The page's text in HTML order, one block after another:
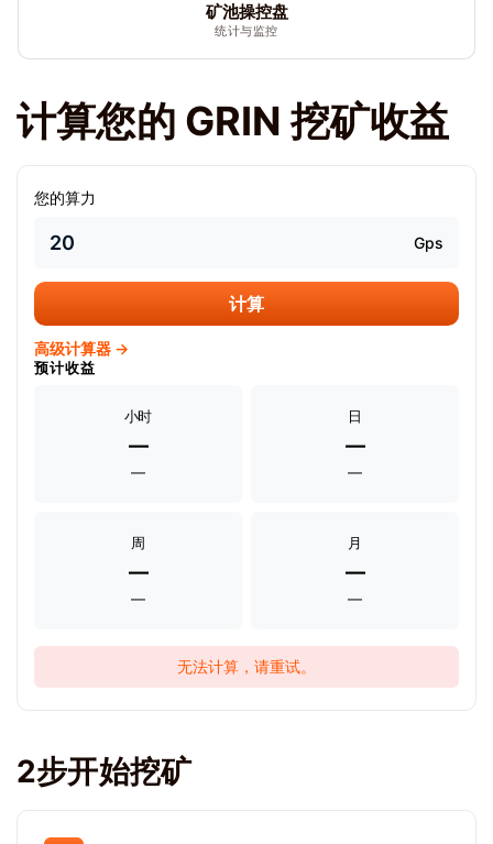
矿池操控盘
统计与监控
计算您的 GRIN 挖矿收益
您的算力
Gps
计算
高级计算器 →
预计收益
小时
—
—
日
—
—
周
—
—
月
—
—
无法计算，请重试。
2步开始挖矿